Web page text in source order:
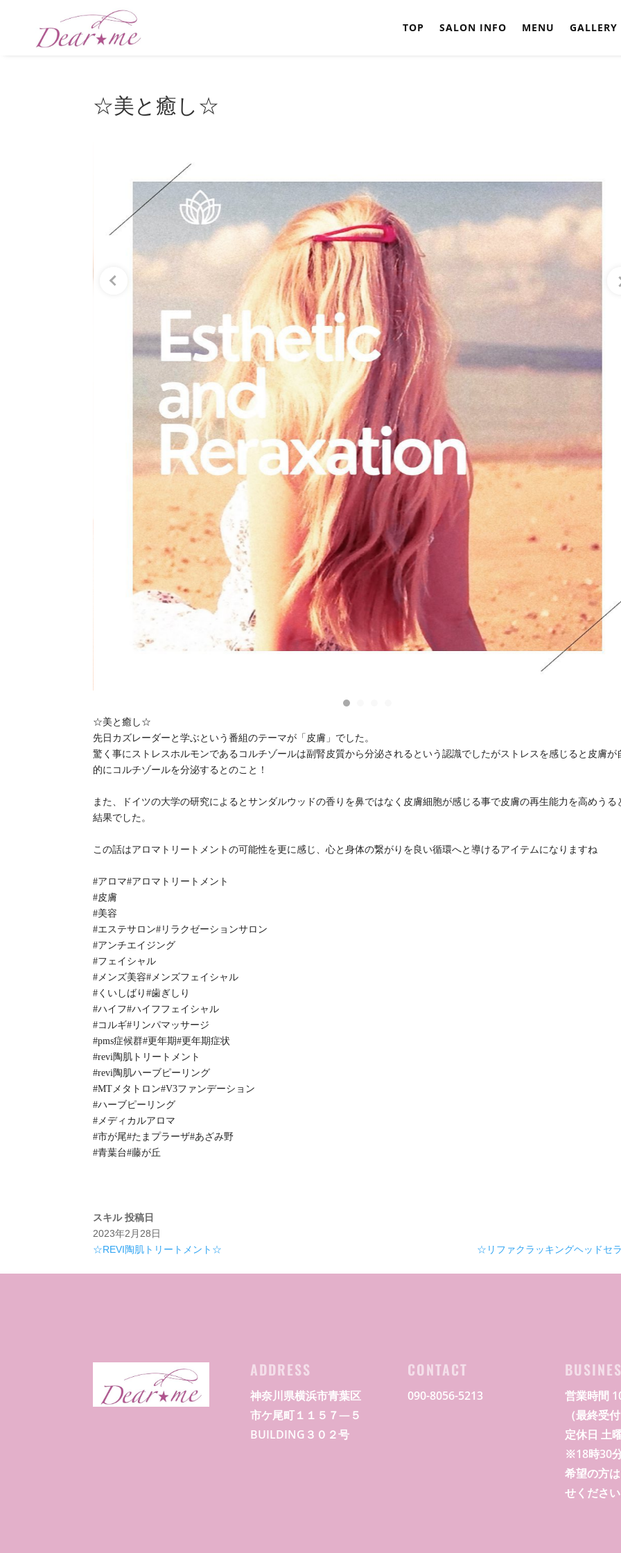
TOP SALON INFO MENU GALLERY
☆美と癒し☆
☆美と癒し☆
先日カズレーダーと学ぶという番組のテーマが「皮膚」でした。
驚く事にストレスホルモンであるコルチゾールは副腎皮質から分泌されるという認識でしたがストレスを感じると皮膚が
的にコルチゾールを分泌するとのこと！
また、ドイツの大学の研究によるとサンダルウッドの香りを鼻ではなく皮膚細胞が感じる事で皮膚の再生能力を高めうる
結果でした。
この話はアロマトリートメントの可能性を更に感じ、心と身体の繋がりを良い循環へと導けるアイテムになりますね
#アロマ#アロマトリートメント
#皮膚
#美容
#エステサロン#リラクゼーションサロン
#アンチエイジング
#フェイシャル
#メンズ美容#メンズフェイシャル
#くいしばり#歯ぎしり
#ハイフ#ハイフフェイシャル
#コルギ#リンパマッサージ
#pms症候群#更年期#更年期症状
#revi陶肌トリートメント
#revi陶肌ハーブピーリング
#MTメタトロン#V3ファンデーション
#ハーブピーリング
#メディカルアロマ
#市が尾#たまプラーザ#あざみ野
#青葉台#藤が丘
スキル 投稿日
2023年2月28日
☆REVI陶肌トリートメント☆
☆リファクラッキングヘッドセ
ADDRESS
神奈川県横浜市青葉区
市ケ尾町１１５７―５
BUILDING３０２号
CONTACT
090-8056-5213
営業時間
（最終受
定休日 土
※18時30
希望の方
せください